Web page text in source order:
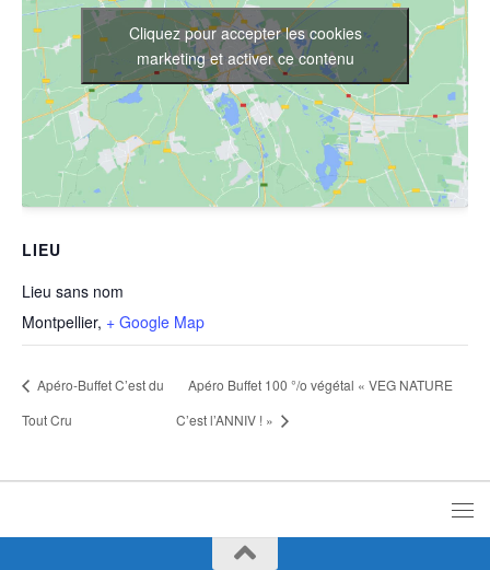
LIEU
Lieu sans nom
Montpellier, + Google Map
Cliquez pour accepter les cookies
marketing et activer ce contenu
Apéro-Buffet C’est du
Tout Cru
Apéro Buffet 100 °/o végétal « VEG NATURE
C’est l’ANNIV ! »